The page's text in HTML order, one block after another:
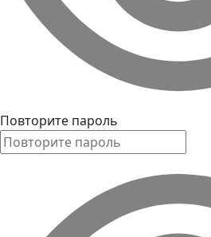
Повторите пароль